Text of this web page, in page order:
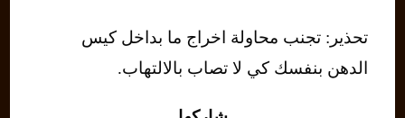
تحذير: تجنب محاولة اخراج ما بداخل كيس
الدهن بنفسك كي لا تصاب بالالتهاب.